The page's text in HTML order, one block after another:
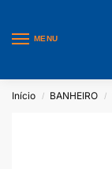
MENU
Início / BANHEIRO /